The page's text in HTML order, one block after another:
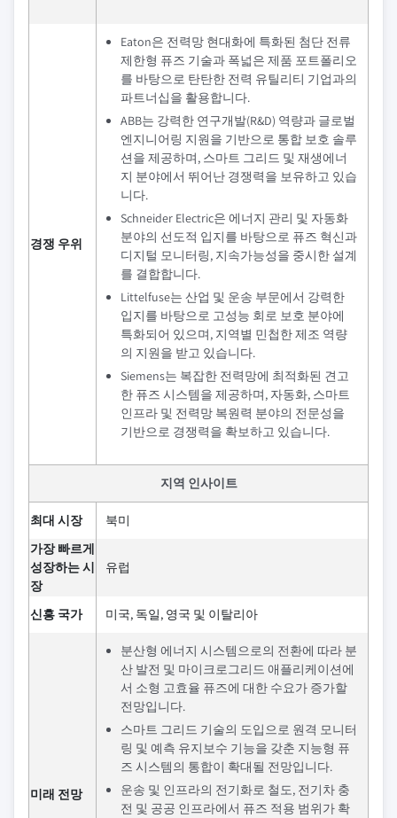
경쟁 우위
Eaton은 전력망 현대화에 특화된 첨단 전류
제한형 퓨즈 기술과 폭넓은 제품 포트폴리오
를 바탕으로 탄탄한 전력 유틸리티 기업과의
파트너십을 활용합니다.
ABB는 강력한 연구개발(R&D) 역량과 글로벌
엔지니어링 지원을 기반으로 통합 보호 솔루
션을 제공하며, 스마트 그리드 및 재생에너
지 분야에서 뛰어난 경쟁력을 보유하고 있습
니다.
Schneider Electric은 에너지 관리 및 자동화
분야의 선도적 입지를 바탕으로 퓨즈 혁신과
디지털 모니터링, 지속가능성을 중시한 설계
를 결합합니다.
Littelfuse는 산업 및 운송 부문에서 강력한
입지를 바탕으로 고성능 회로 보호 분야에
특화되어 있으며, 지역별 민첩한 제조 역량
의 지원을 받고 있습니다.
Siemens는 복잡한 전력망에 최적화된 견고
한 퓨즈 시스템을 제공하며, 자동화, 스마트
인프라 및 전력망 복원력 분야의 전문성을
기반으로 경쟁력을 확보하고 있습니다.
지역 인사이트
최대 시장
북미
가장 빠르게
성장하는 시
장
유럽
신흥 국가 미국, 독일, 영국 및 이탈리아
미래 전망
분산형 에너지 시스템으로의 전환에 따라 분
산 발전 및 마이크로그리드 애플리케이션에
서 소형 고효율 퓨즈에 대한 수요가 증가할
전망입니다.
스마트 그리드 기술의 도입으로 원격 모니터
링 및 예측 유지보수 기능을 갖춘 지능형 퓨
즈 시스템의 통합이 확대될 전망입니다.
운송 및 인프라의 전기화로 철도, 전기차 충
전 및 공공 인프라에서 퓨즈 적용 범위가 확